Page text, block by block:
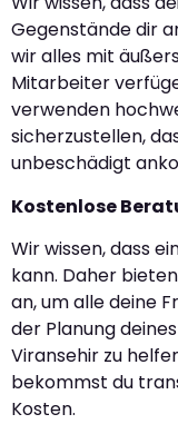
Gegenstände dir
wir alles mit
Mitarbeiter
verwenden
sicherzustellen,
unbeschädigt
Kostenlose
Wir wissen, dass
kann. Daher
an, um alle deine
der Planung
Viransehir zu
bekommst du
Kosten.